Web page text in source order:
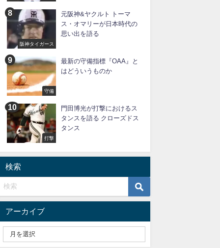
阪神タイガース
元阪神&ヤクルト トーマ
ス・オマリーが日本時代の
思い出を語る
守備
最新の守備指標『OAA』と
はどういうものか
打撃
門田博光が打撃におけるス
タンスを語る クローズドス
タンス
検索
アーカイブ